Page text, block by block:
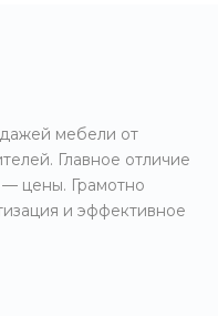
мебели от
Главное отличие
цены. Грамотно
и эффективное